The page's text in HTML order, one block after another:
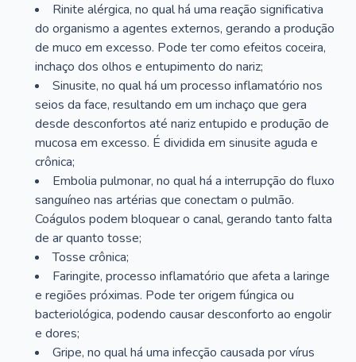
Rinite alérgica, no qual há uma reação significativa
do organismo a agentes externos, gerando a produção
de muco em excesso. Pode ter como efeitos coceira,
inchaço dos olhos e entupimento do nariz;
Sinusite, no qual há um processo inflamatório nos
seios da face, resultando em um inchaço que gera
desde desconfortos até nariz entupido e produção de
mucosa em excesso. É dividida em sinusite aguda e
crônica;
Embolia pulmonar, no qual há a interrupção do fluxo
sanguíneo nas artérias que conectam o pulmão.
Coágulos podem bloquear o canal, gerando tanto falta
de ar quanto tosse;
Tosse crônica;
Faringite, processo inflamatório que afeta a laringe
e regiões próximas. Pode ter origem fúngica ou
bacteriológica, podendo causar desconforto ao engolir
e dores;
Gripe, no qual há uma infecção causada por vírus